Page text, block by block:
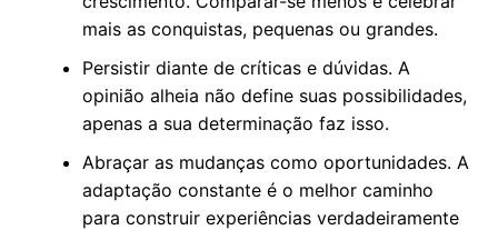
mais as conquistas, pequenas ou grandes.
Persistir diante de críticas e dúvidas. A
opinião alheia não define suas possibilidades,
apenas a sua determinação faz isso.
Abraçar as mudanças como oportunidades. A
adaptação constante é o melhor caminho
para construir experiências verdadeiramente